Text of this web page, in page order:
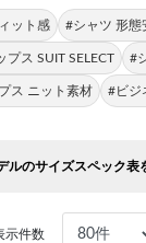
ット感 #シャツ 形態
プス SUIT SELECT #
ス ニット素材 #ビジ
ルのサイズスペック表
示件数